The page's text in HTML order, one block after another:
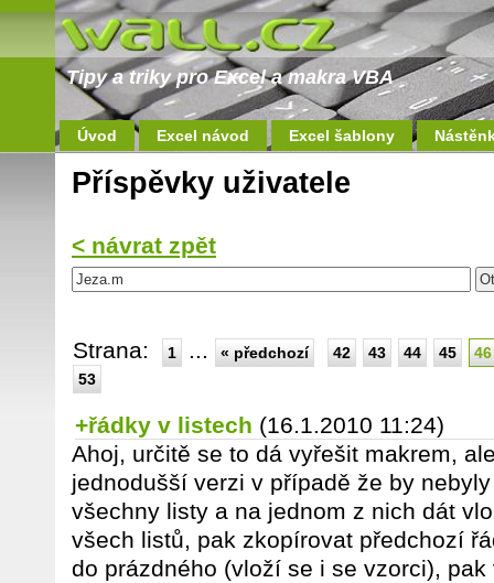
Tipy a triky pro Excel a makra VBA
Úvod Excel návod Excel šablony
Příspěvky uživatele
< návrat zpět
Strana: 1 ... « předchozí 42 43 44 45
46
53
+řádky v listech (16.1.2010 11:24)
Ahoj, určitě se to dá vyřešit makrem,
jednodušší verzi v případě že by
všechny listy a na jednom z nich dát
všech listů, pak zkopírovat předchozí
do prázdného (vloží se i se vzorci),